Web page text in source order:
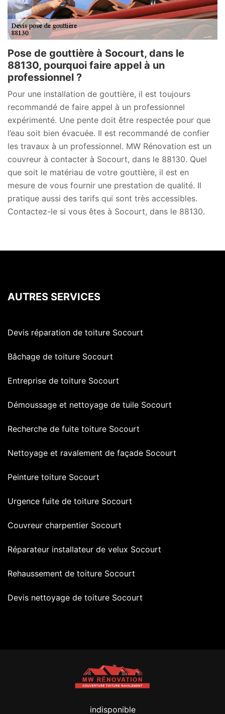
Pose de gouttière à Socourt, dans le
88130, pourquoi faire appel à un
professionnel ?
Pour une installation de gouttière, il est toujours
recommandé de faire appel à un professionnel
expérimenté. Une pente doit être respectée pour que
l’eau soit bien évacuée. Il est recommandé de confier
les travaux à un professionnel. MW Rénovation est un
couvreur à contacter à Socourt, dans le 88130. Quel
que soit le matériau de votre gouttière, il est en
mesure de vous fournir une prestation de qualité. Il
pratique aussi des tarifs qui sont très accessibles.
Contactez-le si vous êtes à Socourt, dans le 88130.
AUTRES SERVICES
Devis réparation de toiture Socourt
Bâchage de toiture Socourt
Entreprise de toiture Socourt
Démoussage et nettoyage de tuile Socourt
Recherche de fuite toiture Socourt
Nettoyage et ravalement de façade Socourt
Peinture toiture Socourt
Urgence fuite de toiture Socourt
Couvreur charpentier Socourt
Réparateur installateur de velux Socourt
Rehaussement de toiture Socourt
Devis nettoyage de toiture Socourt
indisponible